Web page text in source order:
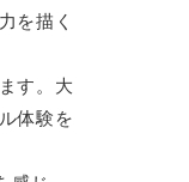
を描く
す。大
体験を